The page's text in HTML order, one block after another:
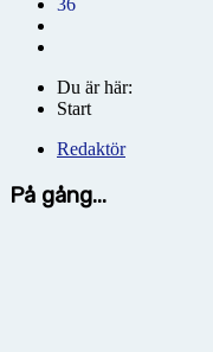
36
Du är här:
Start
Redaktör
På gång...